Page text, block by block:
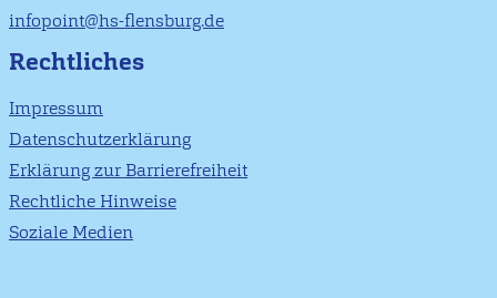
infopoint@hs-flensburg.de
Rechtliches
Impressum
Datenschutzerklärung
Erklärung zur Barrierefreiheit
Rechtliche Hinweise
Soziale Medien